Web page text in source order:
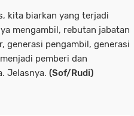
kita biarkan yang terjadi
mengambil, rebutan jabatan
generasi pengambil, generasi
pemberi dan
Jelasnya. (Sof/Rudi)